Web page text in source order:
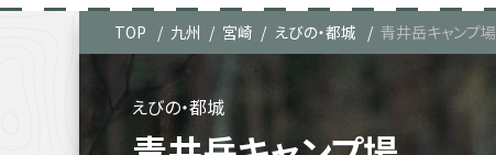
TOP 九州 宮崎 えびの・都城 青井岳キャンプ場
えびの・都城